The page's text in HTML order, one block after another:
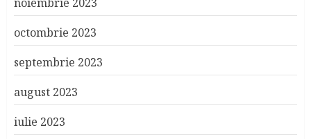
octombrie 2023
septembrie 2023
august 2023
iulie 2023